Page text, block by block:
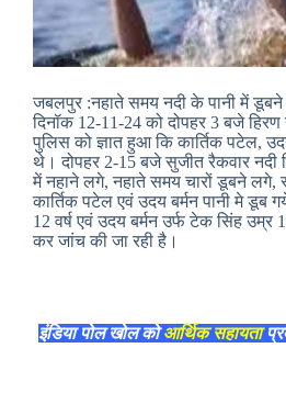
जबलपुर :नहाते समय नदी के पानी में डूबने
दिनॉक 12-11-24 को दोपहर 3 बजे
पुलिस को ज्ञात हुआ कि कार्तिक पटेल,
थे। दोपहर 2-15 बजे सुजीत रैकवार नदी
में नहाने लगे, नहाते समय चारों डूबने लगे,
कार्तिक पटेल एवं उदय बर्मन पानी मे डूब
12 वर्ष एवं उदय बर्मन उर्फ टेक सिंह उम्र
कर जांच की जा रही है।
इंडिया पोल खोल कोआर्थिक सहायता